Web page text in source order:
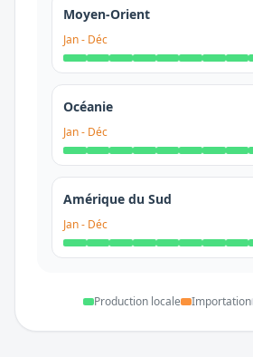
Moyen-Orient
Jan- Déc
Océanie
Jan- Déc
Amérique du Sud
Jan- Déc
Production locale Importation